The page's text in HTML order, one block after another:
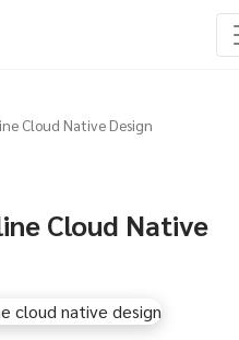
Cloud Native Design
Cloud Native